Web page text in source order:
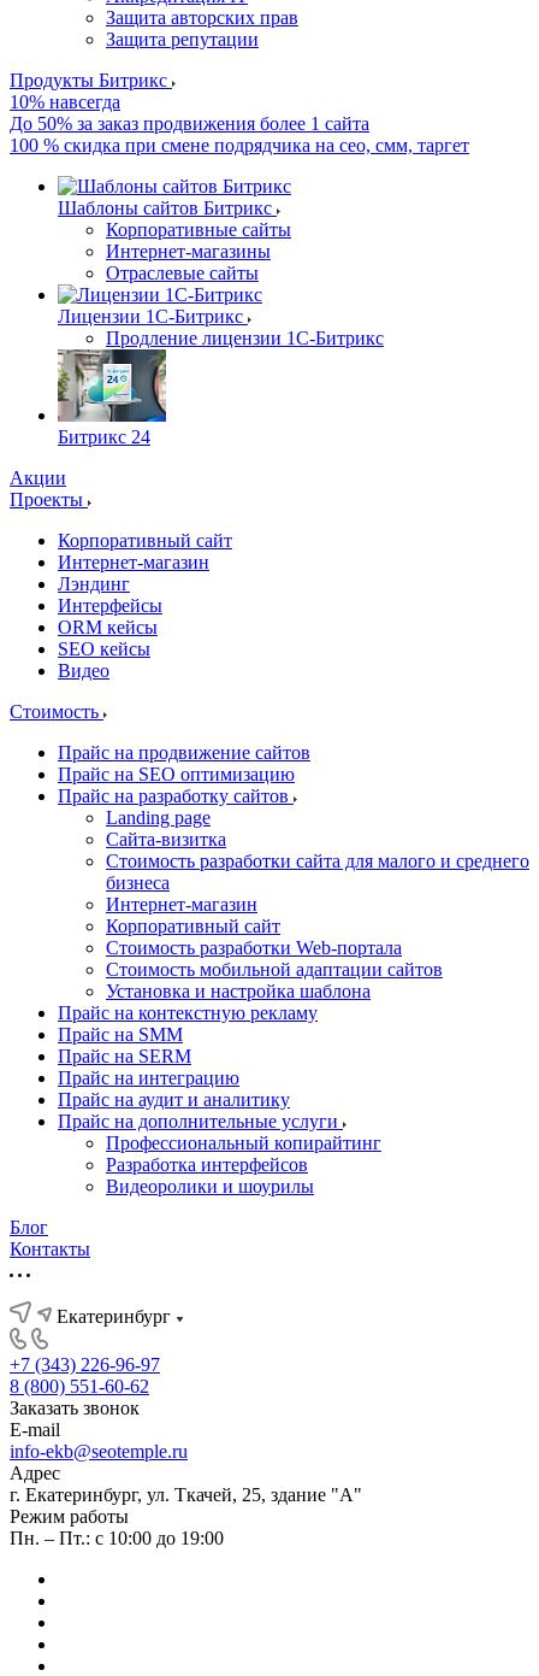
Защита авторских прав
Защита репутации
Продукты Битрикс
10% навсегда
До 50% за заказ продвижения более 1 сайта
100 % скидка при смене подрядчика на сео, смм, таргет
Шаблоны сайтов Битрикс
Корпоративные сайты
Интернет-магазины
Отраслевые сайты
Лицензии 1С-Битрикс
Продление лицензии 1С-Битрикс
Битрикс 24
Акции
Проекты
Корпоративный сайт
Интернет-магазин
Лэндинг
Интерфейсы
ORM кейсы
SEO кейсы
Видео
Стоимость
Прайс на продвижение сайтов
Прайс на SEO оптимизацию
Прайс на разработку сайтов
Landing page
Cайта-визитка
Стоимость разработки сайта для малого и среднего
бизнеса
Интернет-магазин
Корпоративный сайт
Стоимость разработки Web-портала
Стоимость мобильной адаптации сайтов
Установка и настройка шаблона
Прайс на контекстную рекламу
Прайс на SMM
Прайс на SERM
Прайс на интеграцию
Прайс на аудит и аналитику
Прайс на дополнительные услуги
Профессиональный копирайтинг
Разработка интерфейсов
Видеоролики и шоурилы
Блог
Контакты
Екатеринбург
+7 (343) 226-96-97
8 (800) 551-60-62
Заказать звонок
E-mail
info-ekb@seotemple.ru
Адрес
г. Екатеринбург, ул. Ткачей, 25, здание "А"
Режим работы
Пн. – Пт.: с 10:00 до 19:00